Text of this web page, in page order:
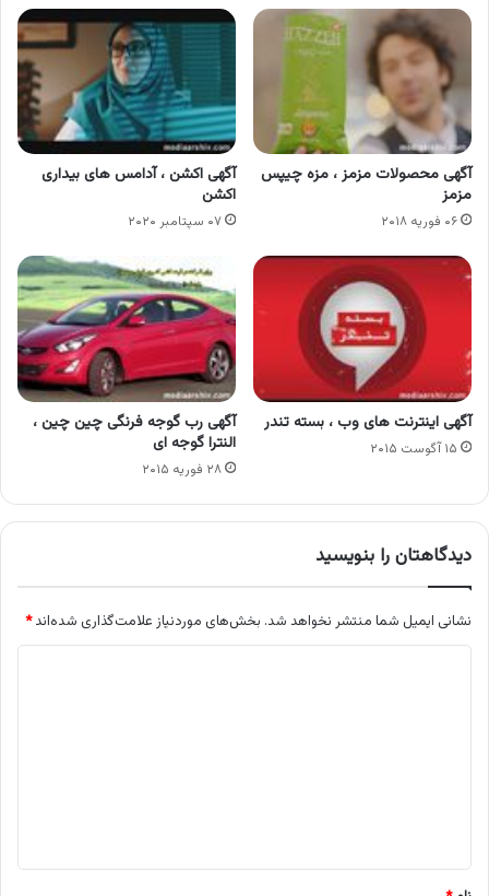
آگهی محصولات مزمز ، مزه چیپس
مزمز
۰۶ فوریه ۲۰۱۸
آگهی اکشن ، آدامس های بیداری
اکشن
۰۷ سپتامبر ۲۰۲۰
آگهی اینترنت های وب ، بسته تندر
۱۵ آگوست ۲۰۱۵
آگهی رب گوجه فرنگی چین چین ،
النترا گوجه ای
۲۸ فوریه ۲۰۱۵
دیدگاهتان را بنویسید
نشانی ایمیل شما منتشر نخواهد شد. بخش‌های موردنیاز علامت‌گذاری شده‌اند*